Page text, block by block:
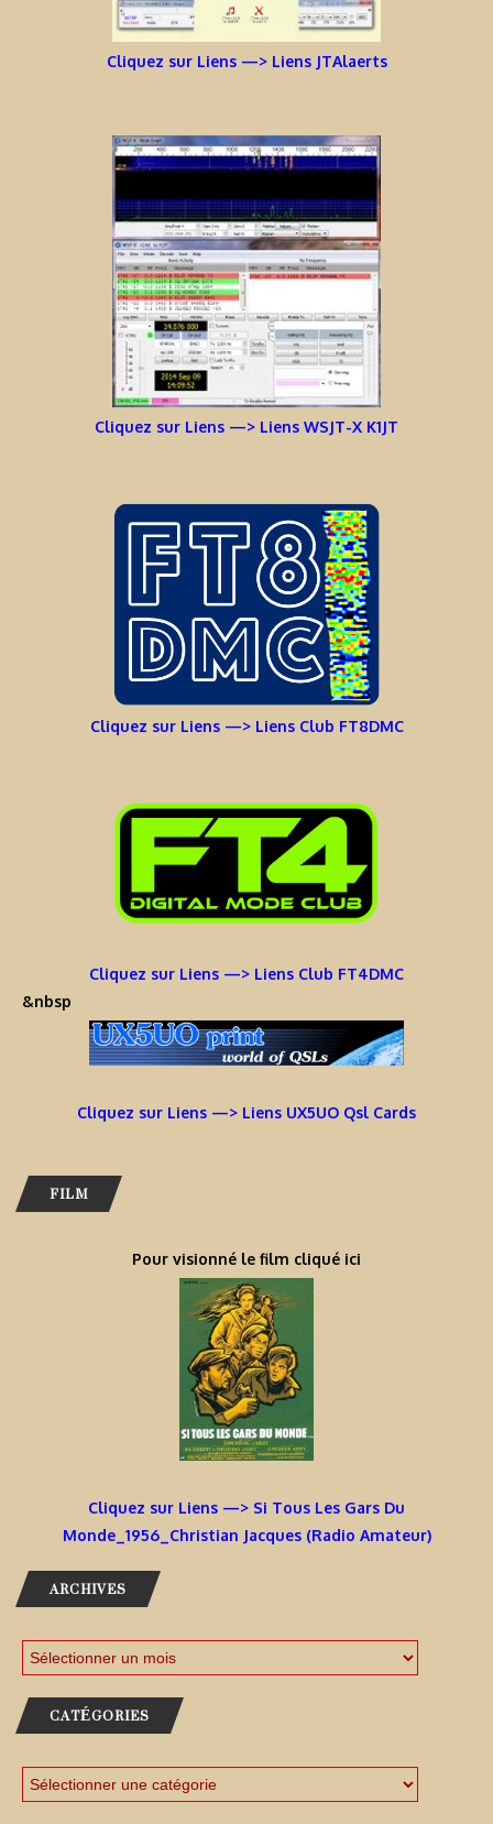
Cliquez sur Liens —> Liens JTAlaerts
Cliquez sur Liens —> Liens WSJT-X K1JT
Cliquez sur Liens —> Liens Club FT8DMC
Cliquez sur Liens —> Liens Club FT4DMC
&nbsp
Cliquez sur Liens —> Liens UX5UO Qsl Cards
FILM
Pour visionné le film cliqué ici
Cliquez sur Liens —> Si Tous Les Gars Du
Monde_1956_Christian Jacques (Radio Amateur)
ARCHIVES
CATÉGORIES